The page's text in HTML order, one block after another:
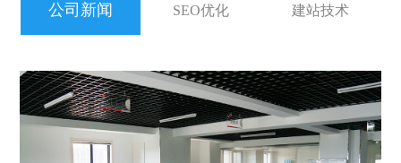
建站技术
SEO优化
公司新闻